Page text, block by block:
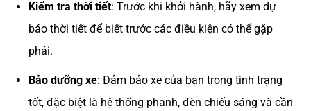
Kiểm tra thời tiết: Trước khi khởi hành, hãy xem dự
báo thời tiết để biết trước các điều kiện có thể gặp
phải.
Bảo dưỡng xe: Đảm bảo xe của bạn trong tình trạng
tốt, đặc biệt là hệ thống phanh, đèn chiếu sáng và cần